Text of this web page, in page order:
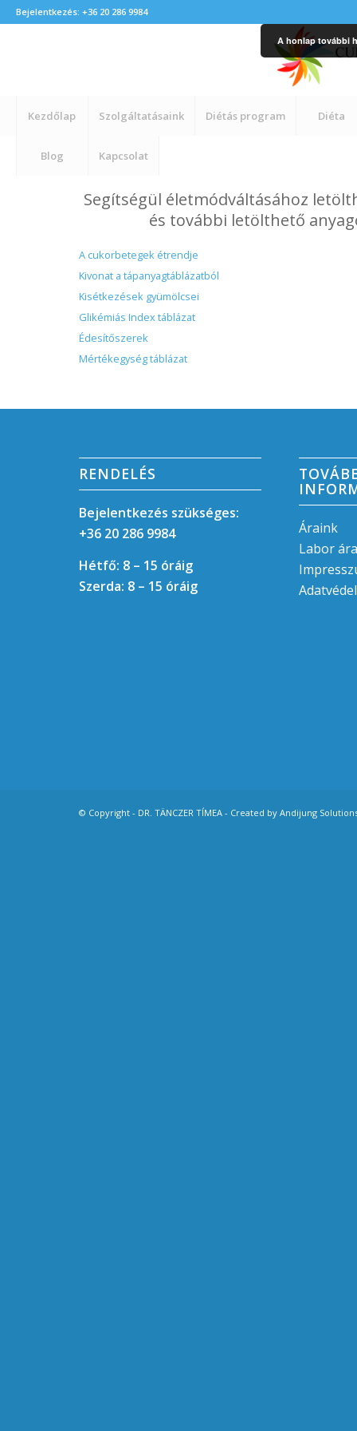
Bejelentkezés: +36 20 286 9984
Kezdőlap Szolgáltatásaink Diétás program Diéta
Blog Kapcsolat
Segítségül életmódváltásához
és további letölthető
A cukorbetegek étrendje
Kivonat a tápanyagtáblázatból
Kisétkezések gyümölcsei
Glikémiás Index táblázat
Édesítőszerek
Mértékegység táblázat
RENDELÉS
Bejelentkezés szükséges:
+36 20 286 9984
Hétfő: 8 – 15 óráig
Szerda: 8 – 15 óráig
Áraink
Labor
© Copyright - DR. TÄNCZER TÍMEA - Created by Andijung
A honlap további